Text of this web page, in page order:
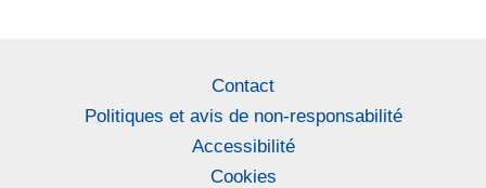
Contact
Politiques et avis de non-responsabilité
Accessibilité
Cookies